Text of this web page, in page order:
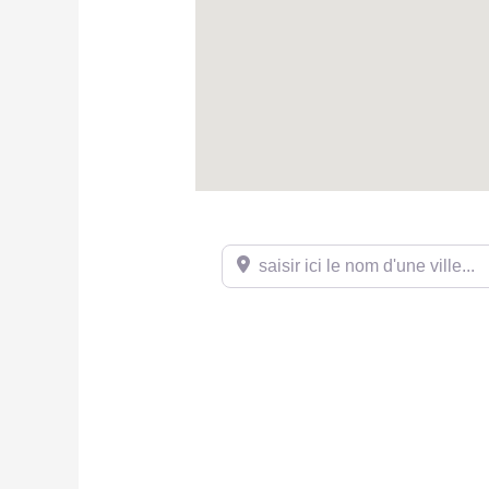
saisir ici le nom d'une ville...